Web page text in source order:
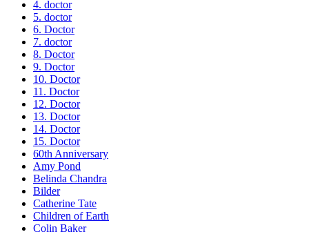
4. doctor
5. doctor
6. Doctor
7. doctor
8. Doctor
9. Doctor
10. Doctor
11. Doctor
12. Doctor
13. Doctor
14. Doctor
15. Doctor
60th Anniversary
Amy Pond
Belinda Chandra
Bilder
Catherine Tate
Children of Earth
Colin Baker